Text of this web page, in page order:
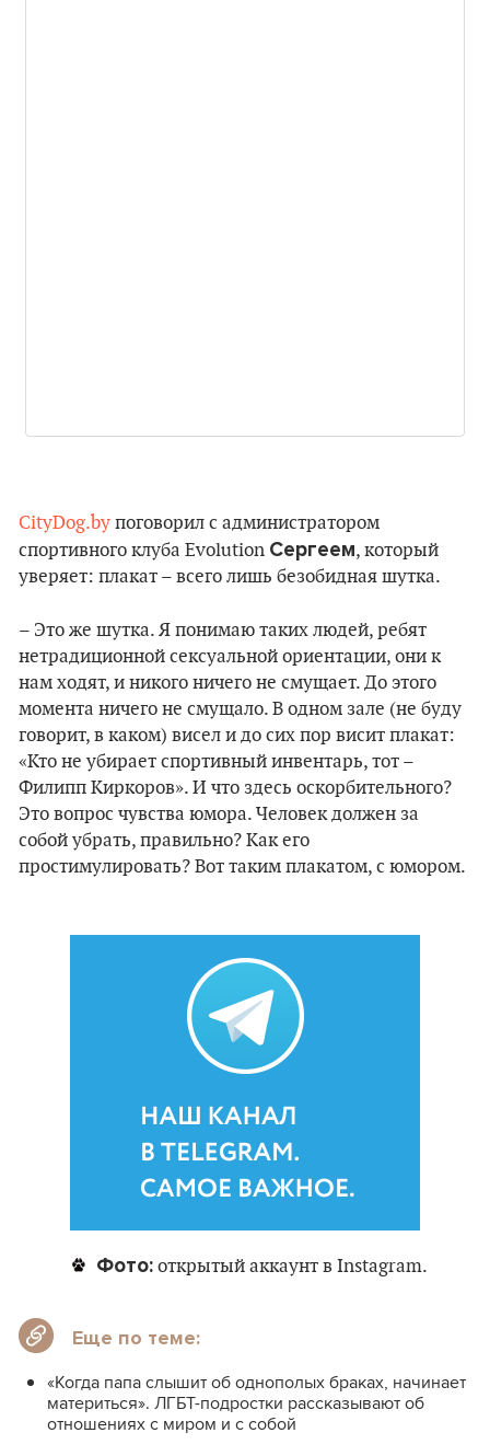
CityDog.by поговорил с администратором
спортивного клуба Evolution Сергеем, который
уверяет: плакат – всего лишь безобидная шутка.
– Это же шутка. Я понимаю таких людей, ребят
нетрадиционной сексуальной ориентации, они к
нам ходят, и никого ничего не смущает. До этого
момента ничего не смущало. В одном зале (не буду
говорит, в каком) висел и до сих пор висит плакат:
«Кто не убирает спортивный инвентарь, тот –
Филипп Киркоров». И что здесь оскорбительного?
Это вопрос чувства юмора. Человек должен за
собой убрать, правильно? Как его
простимулировать? Вот таким плакатом, с юмором.
Фото: открытый аккаунт в Instagram.
Еще по теме:
«Когда папа слышит об однополых браках, начинает
материться». ЛГБТ-подростки рассказывают об
отношениях с миром и с собой